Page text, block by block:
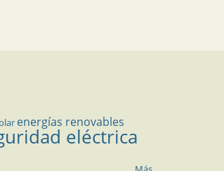
energías renovables
eléctrica